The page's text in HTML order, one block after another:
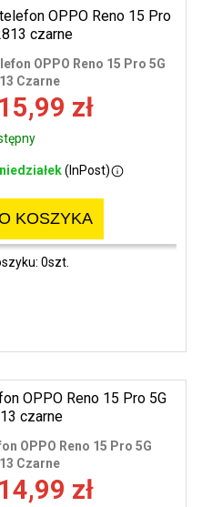
OPPO Reno 15 Pro 5G
Czarne
zł
(InPost)
KOSZYKA
0szt.
OPPO Reno 15 Pro 5G
Czarne
zł